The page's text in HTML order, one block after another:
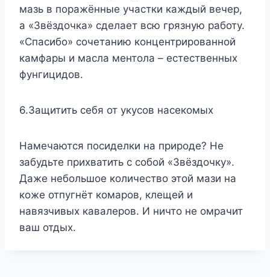
мазь в поражённые участки каждый вечер,
а «Звёздочка» сделает всю грязную работу.
«Спасибо» сочетанию концентрированной
камфары и масла ментола – естественных
фунгицидов.
6.Защитить себя от укусов насекомых
Намечаются посиделки на природе? Не
забудьте прихватить с собой «Звёздочку».
Даже небольшое количество этой мази на
коже отпугнёт комаров, клещей и
навязчивых кавалеров. И ничто не омрачит
ваш отдых.